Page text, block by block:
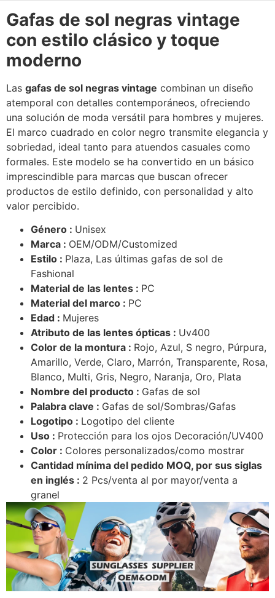
Gafas de sol negras vintage
con estilo clásico y toque
moderno
Las gafas de sol negras vintage combinan un diseño
atemporal con detalles contemporáneos, ofreciendo
una solución de moda versátil para hombres y mujeres.
El marco cuadrado en color negro transmite elegancia y
sobriedad, ideal tanto para atuendos casuales como
formales. Este modelo se ha convertido en un básico
imprescindible para marcas que buscan ofrecer
productos de estilo definido, con personalidad y alto
valor percibido.
Género : Unisex
Marca : OEM/ODM/Customized
Estilo : Plaza, Las últimas gafas de sol de
Fashional
Material de las lentes : PC
Material del marco : PC
Edad : Mujeres
Atributo de las lentes ópticas : Uv400
Color de la montura : Rojo, Azul, S negro, Púrpura,
Amarillo, Verde, Claro, Marrón, Transparente, Rosa,
Blanco, Multi, Gris, Negro, Naranja, Oro, Plata
Nombre del producto : Gafas de sol
Palabra clave : Gafas de sol/Sombras/Gafas
Logotipo : Logotipo del cliente
Uso : Protección para los ojos Decoración/UV400
Color : Colores personalizados/como mostrar
Cantidad mínima del pedido MOQ, por sus siglas
en inglés : 2 Pcs/venta al por mayor/venta a
granel